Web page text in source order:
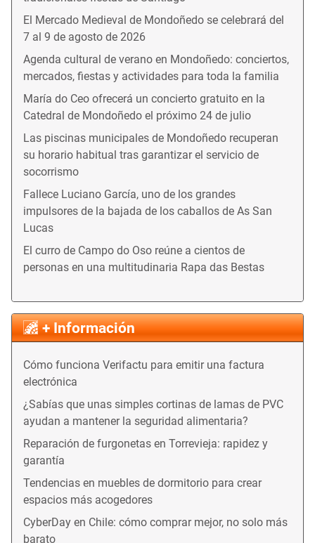
El Mercado Medieval de Mondoñedo se celebrará del
7 al 9 de agosto de 2026
Agenda cultural de verano en Mondoñedo: conciertos,
mercados, fiestas y actividades para toda la familia
María do Ceo ofrecerá un concierto gratuito en la
Catedral de Mondoñedo el próximo 24 de julio
Las piscinas municipales de Mondoñedo recuperan
su horario habitual tras garantizar el servicio de
socorrismo
Fallece Luciano García, uno de los grandes
impulsores de la bajada de los caballos de As San
Lucas
El curro de Campo do Oso reúne a cientos de
personas en una multitudinaria Rapa das Bestas
+ Información
Cómo funciona Verifactu para emitir una factura
electrónica
¿Sabías que unas simples cortinas de lamas de PVC
ayudan a mantener la seguridad alimentaria?
Reparación de furgonetas en Torrevieja: rapidez y
garantía
Tendencias en muebles de dormitorio para crear
espacios más acogedores
CyberDay en Chile: cómo comprar mejor, no solo más
barato